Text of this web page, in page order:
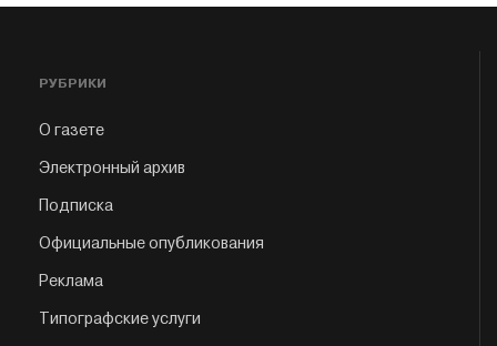
РУБРИКИ
О газете
Электронный архив
Подписка
Официальные опубликования
Реклама
Типографские услуги